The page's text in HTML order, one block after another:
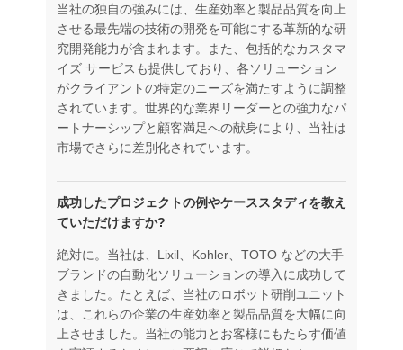
当社の独自の強みには、生産効率と製品品質を向上
させる最先端の技術の開発を可能にする革新的な研
究開発能力が含まれます。また、包括的なカスタマ
イズ サービスも提供しており、各ソリューション
がクライアントの特定のニーズを満たすように調整
されています。世界的な業界リーダーとの強力なパ
ートナーシップと顧客満足への献身により、当社は
市場でさらに差別化されています。
成功したプロジェクトの例やケーススタディを教え
ていただけますか?
絶対に。当社は、Lixil、Kohler、TOTO などの大手
ブランドの自動化ソリューションの導入に成功して
きました。たとえば、当社のロボット研削ユニット
は、これらの企業の生産効率と製品品質を大幅に向
上させました。当社の能力とお客様にもたらす価値